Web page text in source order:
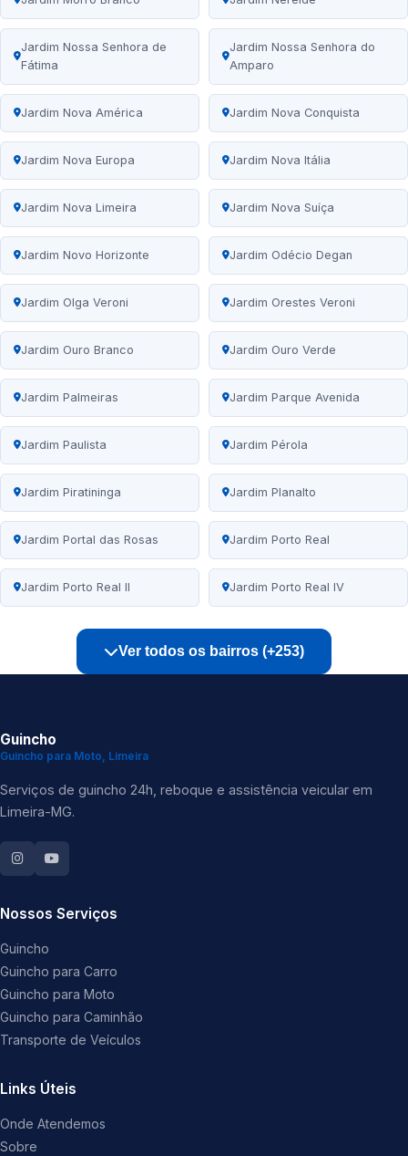
Jardim Nossa Senhora de
Fátima
Jardim Nossa Senhora do
Amparo
Jardim Nova América Jardim Nova Conquista
Jardim Nova Europa Jardim Nova Itália
Jardim Nova Limeira Jardim Nova Suíça
Jardim Novo Horizonte Jardim Odécio Degan
Jardim Olga Veroni Jardim Orestes Veroni
Jardim Ouro Branco Jardim Ouro Verde
Jardim Palmeiras Jardim Parque Avenida
Jardim Paulista Jardim Pérola
Jardim Piratininga Jardim Planalto
Jardim Portal das Rosas Jardim Porto Real
Jardim Porto Real II Jardim Porto Real IV
Ver todos os bairros (+253)
Guincho
Guincho para Moto, Limeira
Serviços de guincho 24h, reboque e assistência veicular em
Limeira-MG.
Nossos Serviços
Guincho
Guincho para Carro
Guincho para Moto
Guincho para Caminhão
Transporte de Veículos
Links Úteis
Onde Atendemos
Sobre